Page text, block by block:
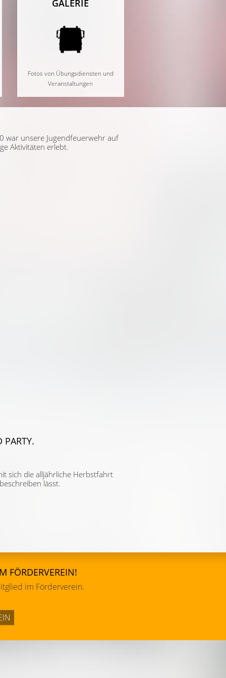
GALERIE
Fotos von Übungsdiensten und
Veranstaltungen
war unsere Jugendfeuerwehr auf
Aktivitäten erlebt.
PARTY.
sich die alljährliche Herbstfahrt
lässt.
FÖRDERVEREIN!
im Förderverein.